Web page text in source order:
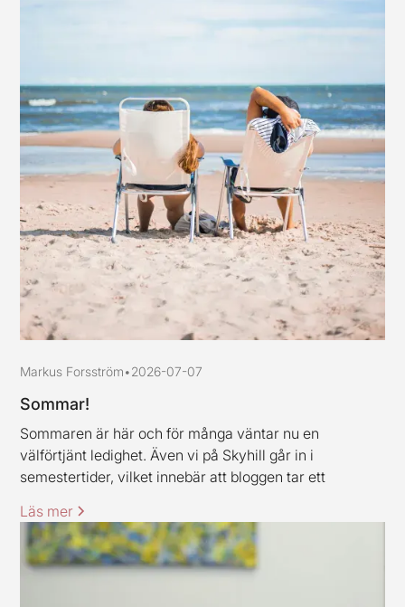
Markus Forsström•2026-07-07
Sommar!
Sommaren är här och för många väntar nu en
välförtjänt ledighet. Även vi på Skyhill går in i
semestertider, vilket innebär att bloggen tar ett
mina kollegor vill rikta ett varmt tack till alla kunder och
samarbetspartners för den här våren, stort tack för ert
förtroende.
Läs mer